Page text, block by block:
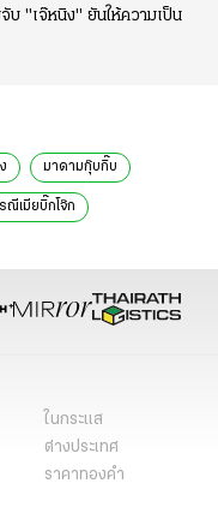
บ "เจ๊หนิง" ยันให้ความเป็น
มาดามกุ๊บกิ๊บ
ณีเมียบิ๊กโจ๊ก
ในกระแส
ต่างประเทศ
ราคาทองคำ